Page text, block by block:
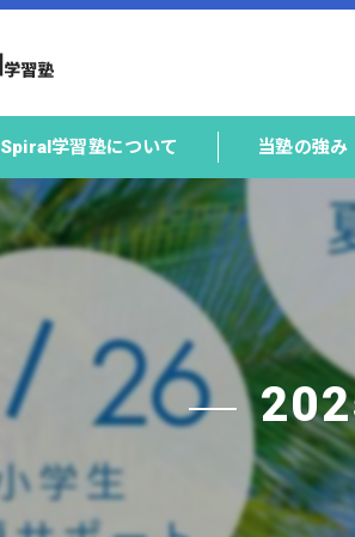
Spiral学習塾について 当塾の強み